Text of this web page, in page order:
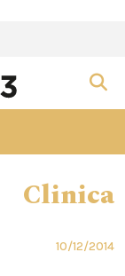
Clinica
10/12/2014